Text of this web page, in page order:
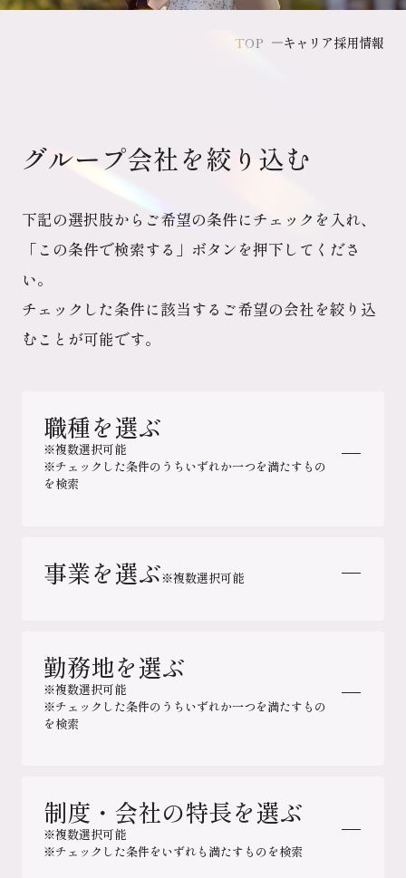
キャリア採用TOP キャリア採用情報
グループ会社を絞り込む
下記の選択肢からご希望の条件にチェックを入れ、
「この条件で検索する」ボタンを押下してくださ
い。
チェックした条件に該当するご希望の会社を絞り込
むことが可能です。
職種を選ぶ
※複数選択可能
※チェックした条件のうちいずれか一つを満たすもの
を検索
総合職
MD・バイヤー
企画・マーケティング
技術
研究・開発
事業を選ぶ※複数選択可能
GMS（総合スーパー）事業
SM(スーパーマーケット)・DS(ディスカ
総合金融事業
ディベロッパー事業
勤務地を選ぶ
※複数選択可能
※チェックした条件のうちいずれか一つを満たすもの
を検索
北海道
東北
制度・会社の特長を選ぶ
※複数選択可能
※チェックした条件をいずれも満たすものを検索